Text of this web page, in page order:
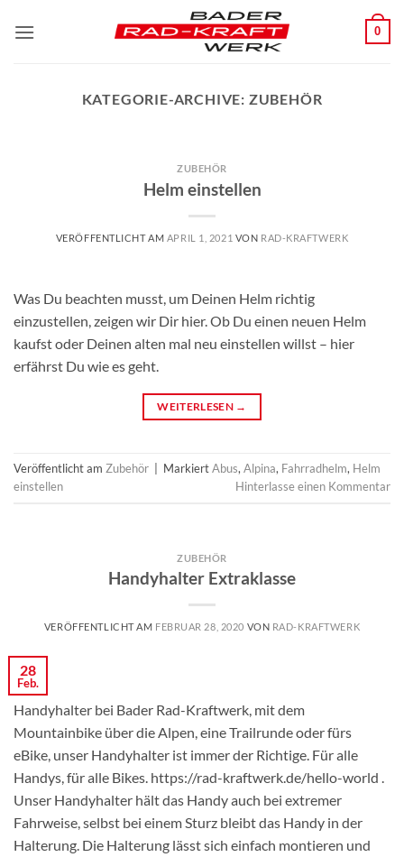
Inhalt
0
KATEGORIE-ARCHIVE: ZUBEHÖR
ZUBEHÖR
Helm einstellen
VERÖFFENTLICHT AM APRIL 1, 2021 VON RAD-KRAFTWERK
Was Du beachten musst, um Deinen Helm richtig
einzustellen, zeigen wir Dir hier. Ob Du einen neuen Helm
kaufst oder Deinen alten mal neu einstellen willst – hier
erfährst Du wie es geht.
WEITERLESEN →
Veröffentlicht am Zubehör MarkiertAbus, Alpina, Fahrradhelm, Helm
einstellen
Hinterlasse einen Kommentar
ZUBEHÖR
Handyhalter Extraklasse
VERÖFFENTLICHT AM FEBRUAR 28, 2020 VON RAD-KRAFTWERK
28
Feb.
Handyhalter bei Bader Rad-Kraftwerk, mit dem
Mountainbike über die Alpen, eine Trailrunde oder fürs
eBike, unser Handyhalter ist immer der Richtige. Für alle
Handys, für alle Bikes. https://rad-kraftwerk.de/hello-world .
Unser Handyhalter hält das Handy auch bei extremer
Fahrweise, selbst bei einem Sturz bleibt das Handy in der
Halterung. Die Halterung lässt sich einfach montieren und